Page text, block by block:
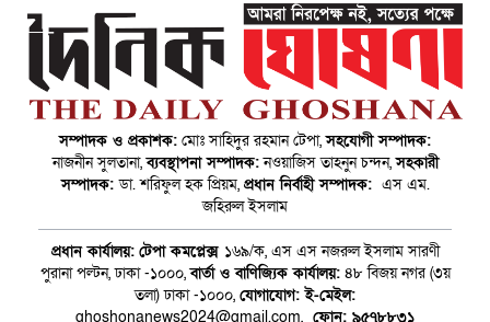
সম্পাদক ও প্রকাশক: মোঃ সাহিদুর রহমান টেপা,সহযোগী সম্পাদক:
নাজনীন সুলতানা,ব্যবস্থাপনা সম্পাদক:নওয়াজিস তাহনুন চন্দন,সহকারী
সম্পাদক: ডা. শরিফুল হক প্রিয়ম, প্রধান নির্বাহী সম্পাদক: এস এম.
জহিরুল ইসলাম
প্রধান কার্যালয়: টেপা কমপ্লেক্স ১৬৯/ক, এস এস নজরুল ইসলাম সারণী
পুরানা পল্টন, ঢাকা -১০০০,বার্তা ও বাণিজ্যিক কার্যালয়:৪৮ বিজয় নগর (৩য়
তলা) ঢাকা -১০০০, যোগাযোগ:ই-মেইল:
ghoshonanews2024@gmail.com, ফোন: ৯৫৭৮৮৩১